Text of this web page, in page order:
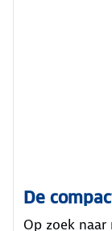
De
Op zoek